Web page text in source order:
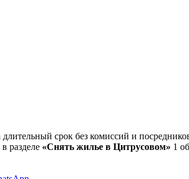
срок без комиссий и
разделе «Снять жилье в Цитрусовом» 1